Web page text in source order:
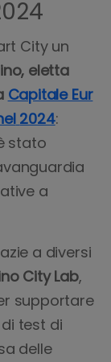
riforma
dei
della
investimenti
locale nel
28 e i 32
Berlino
mondo di
(quasi
CityLAB
società
City un
eletta
Capitale Eur
2024:
stato
a
a diversi
City Lab,
supportare
test di
delle